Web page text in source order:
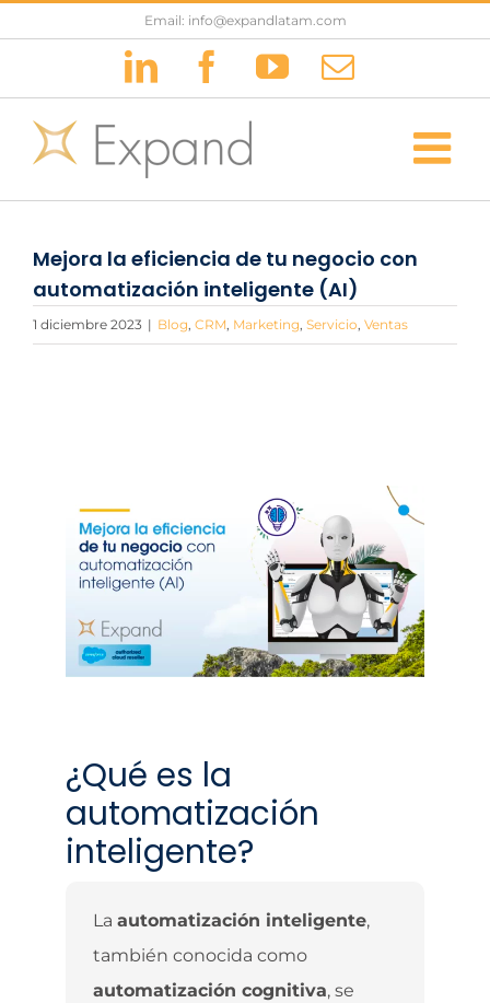
Email: info@expandlatam.com
LinkedInFacebook
YouTubeCorreo
Mejora la eficiencia de tu negocio con
automatización inteligente (AI)
1 diciembre 2023 | Blog, CRM, Marketing, Servicio, Ventas
¿Qué es la
automatización
inteligente?
La automatización inteligente,
también conocida como
automatización cognitiva, se